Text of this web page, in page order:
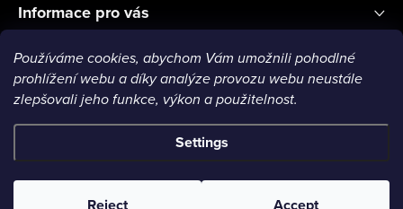
Používáme cookies, abychom Vám umožnili pohodlné
prohlížení webu a díky analýze provozu webu neustále
zlepšovali jeho funkce, výkon a použitelnost.
Settings
Informace pro vás
Blog
Copyright 2026Le Mode. All rights reserved.